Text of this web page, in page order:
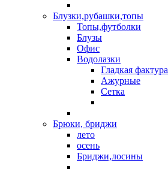
Блузки,рубашки,топы
Топы,футболки
Блузы
Офис
Водолазки
Гладкая фактура
Ажурные
Сетка
Брюки, бриджи
лето
осень
Бриджи,лосины